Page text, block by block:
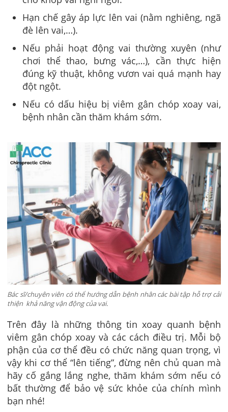
Hạn chế gây áp lực lên vai (nằm nghiêng, ngã
đè lên vai,…).
Nếu phải hoạt động vai thường xuyên (như
chơi thể thao, bưng vác,…), cần thực hiện
đúng kỹ thuật, không vươn vai quá mạnh hay
đột ngột.
Nếu có dấu hiệu bị viêm gân chóp xoay vai,
bệnh nhân cần thăm khám sớm.
Bác sĩ/chuyên viên có thể hướng dẫn bệnh nhân các bài tập hỗ trợ cải
thiện khả năng vận động của vai.
Trên đây là những thông tin xoay quanh bệnh
viêm gân chóp xoay và các cách điều trị. Mỗi bộ
phận của cơ thể đều có chức năng quan trọng, vì
vậy khi cơ thể “lên tiếng”, đừng nên chủ quan mà
hãy cố gắng lắng nghe, thăm khám sớm nếu có
bất thường để bảo vệ sức khỏe của chính mình
bạn nhé!